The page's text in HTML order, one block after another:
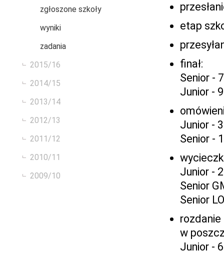
zgłoszone szkoły
wyniki
zadania
2015/16
2014/15
2013/14
2012/13
2011/12
2010/11
2009/10
etap
finał:
Senior -
Junior -
Junior -
Senior -
Junior -
Senior
Senior
rozdanie
w
Junior -